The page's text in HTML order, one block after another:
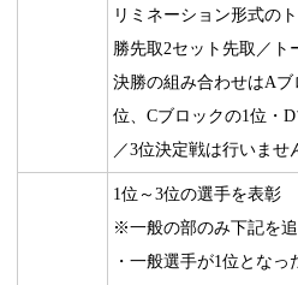
リミネーション形式の
勝先取2セット先取／ト
決勝の組み合わせはA
位、Cブロックの1位・
／3位決定戦は行いませ
1位～3位の選手を表彰
※一般の部のみ下記を追
・一般選手が1位となっ